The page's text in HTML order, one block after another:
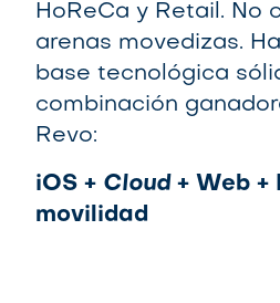
HoReCa y Retail. No
arenas movedizas.
base tecnológica
combinación
Revo:
iOS + Cloud + Web +
movilidad